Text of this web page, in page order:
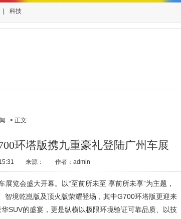
科技
> 正文
环塔版携九重豪礼登陆广州车展
来源： 作者：admin
览会盛大开幕。以“至前所未至 享前所未享”为主题，
智境乾崑版及顶火版荣耀登场，其中G700环塔版更迎来
SUV的盛宴，更是纵横以极限环境验证可靠品质、以技